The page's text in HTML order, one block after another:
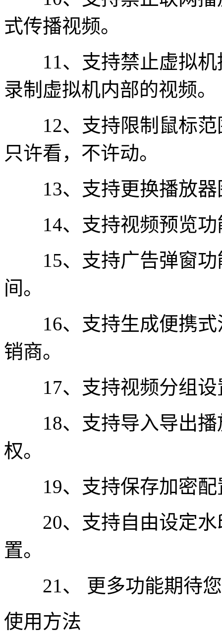
式传播视频。
11、支持禁止虚拟机
录制虚拟机内部的视频。
12、支持限制鼠标范
只许看，不许动。
13、支持更换播放器
14、支持视频预览功
15、支持广告弹窗功
间。
16、支持生成便携式
销商。
17、支持视频分组设
18、支持导入导出播
权。
19、支持保存加密配
20、支持自由设定水
置。
21、 更多功能期待您
使用方法